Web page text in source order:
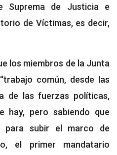
Suprema de Justicia e
de Víctimas, es decir,
los miembros de la Junta
común, desde las
de las fuerzas políticas,
hay, pero sabiendo que
para subir el marco de
el primer mandatario